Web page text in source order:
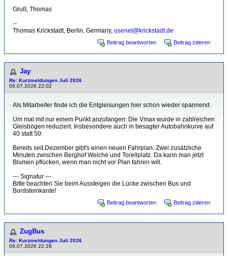
Gruß, Thomas
--
Thomas Krickstadt, Berlin, Germany, usenet@krickstadt.de
Beitrag beantworten Beitrag zitieren
Jay
Re: Kurzmeldungen Juli 2026
06.07.2026 22:02
Als Mitarbeiter finde ich die Entgleisungen hier schon wieder spannend.
Um mal mit nur einem Punkt anzufangen: Die Vmax wurde in zahlreichen
Gleisbögen reduziert. Insbesondere auch in besagter Autobahnkurve auf
40 statt 50.
Bereits seit Dezember gibt's einen neuen Fahrplan. Zwei zusätzliche
Minuten zwischen Berghof Weiche und Torellplatz. Da kann man jetzt
Blumen pflücken, wenn man nicht vor Plan fahren will.
--- Signatur ---
Bitte beachten Sie beim Aussteigen die Lücke zwischen Bus und
Bordsteinkante!
Beitrag beantworten Beitrag zitieren
ZugBus
Re: Kurzmeldungen Juli 2026
06.07.2026 22:28